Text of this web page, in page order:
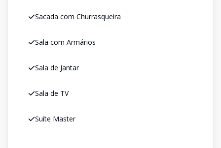
Sacada com Churrasqueira
Sala com Armários
Sala de Jantar
Sala de TV
Suíte Master